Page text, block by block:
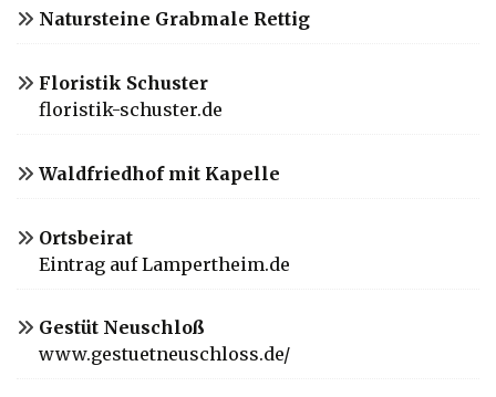
Natursteine Grabmale Rettig
Floristik Schuster
floristik-schuster.de
Waldfriedhof mit Kapelle
Ortsbeirat
Eintrag auf Lampertheim.de
Gestüt Neuschloß
www.gestuetneuschloss.de/